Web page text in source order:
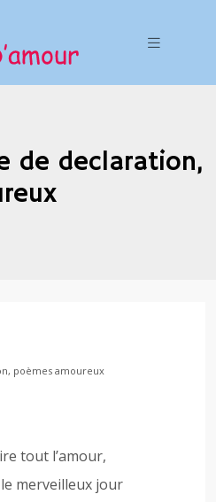
de declaration,
poèmes amoureux
tout l’amour,
merveilleux jour